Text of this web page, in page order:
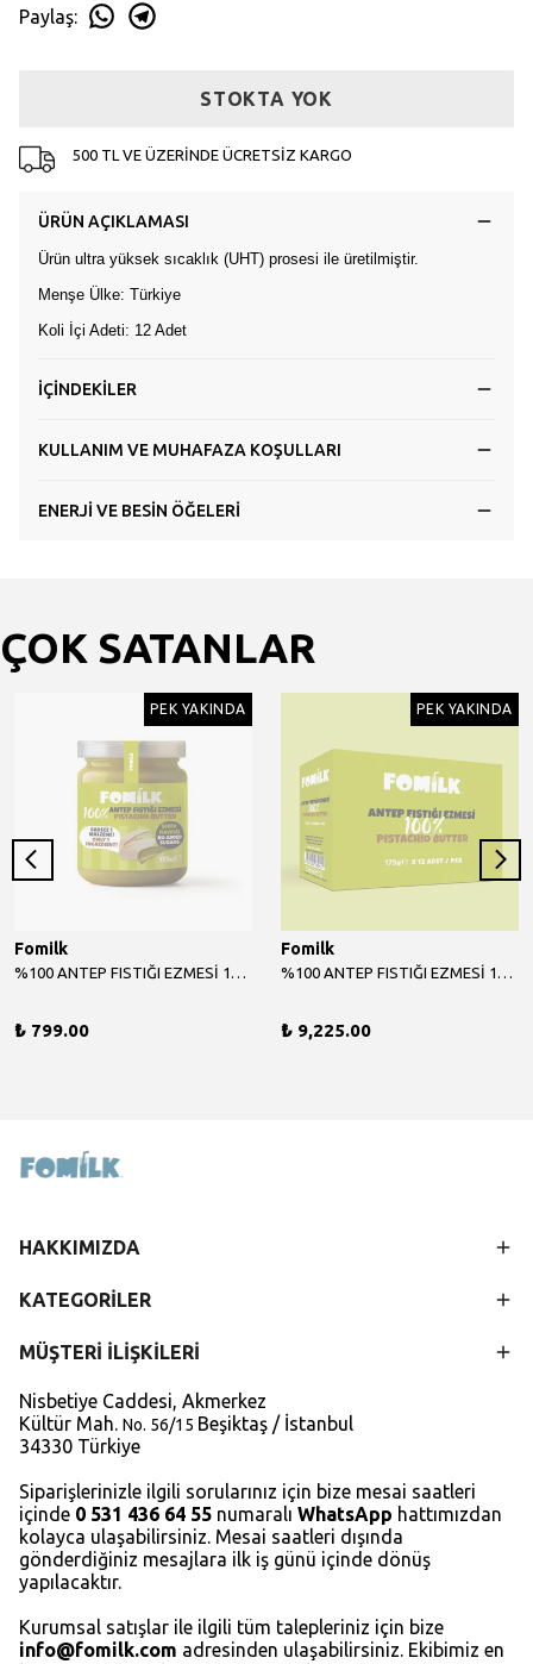
Paylaş:
STOKTA YOK
500 TL VE ÜZERİNDE ÜCRETSİZ KARGO
ÜRÜN AÇIKLAMASI
Ürün ultra yüksek sıcaklık (UHT) prosesi ile üretilmiştir.
Menşe Ülke: Türkiye
Koli İçi Adeti: 12 Adet
İÇİNDEKİLER
KULLANIM VE MUHAFAZA KOŞULLARI
ENERJİ VE BESİN ÖĞELERİ
ÇOK SATANLAR
PEK YAKINDA
Fomilk
%100 ANTEP FISTIĞI EZMESİ 175 G
₺ 799.00
PEK YAKINDA
Fomilk
%100 ANTEP FISTIĞI EZMESİ 175 G X 12 ADET
₺ 9,225.00
HAKKIMIZDA
KATEGORİLER
MÜŞTERİ İLİŞKİLERİ
Nisbetiye Caddesi, Akmerkez
Kültür Mah. No. 56/15 Beşiktaş / İstanbul
34330 Türkiye
Siparişlerinizle ilgili sorularınız için bize mesai saatleri
içinde 0 531 436 64 55 numaralı WhatsApp hattımızdan
kolayca ulaşabilirsiniz. Mesai saatleri dışında
gönderdiğiniz mesajlara ilk iş günü içinde dönüş
yapılacaktır.
Kurumsal satışlar ile ilgili tüm talepleriniz için bize
info@fomilk.com adresinden ulaşabilirsiniz. Ekibimiz en